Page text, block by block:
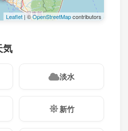
Leaflet | ©OpenStreetMapcontributors
気
淡水
新竹